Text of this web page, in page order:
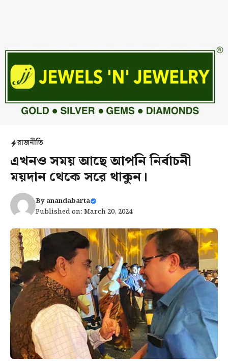
রাজনীতি
এখনও সময় আছে আপনি নির্বাচনী
ময়দান থেকে সরে থাকুন।
Byanandabarta
Published on: March 20, 2024